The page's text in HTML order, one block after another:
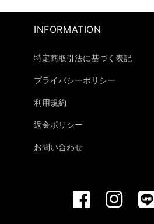
INFORMATION
特定商取引法に基づく表記
プライバシーポリシー
利用規約
返金ポリシー
お問い合わせ
I
V